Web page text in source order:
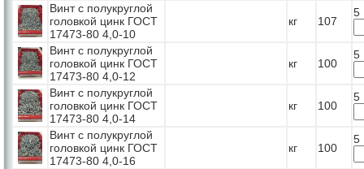
Винт с полукруглой
головкой цинк ГОСТ
17473-80 4,0-10
кг 107
5
Винт с полукруглой
головкой цинк ГОСТ
17473-80 4,0-12
кг 100
5
Винт с полукруглой
головкой цинк ГОСТ
17473-80 4,0-14
кг 100
5
Винт с полукруглой
головкой цинк ГОСТ
17473-80 4,0-16
кг 100
5